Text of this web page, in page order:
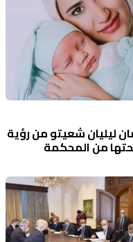
ليليان شعيتو من رؤية
من المحكمة